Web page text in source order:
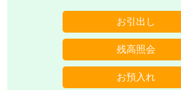
お引出し
残高照会
お預入れ